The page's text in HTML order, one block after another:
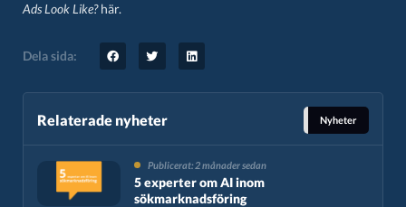
Ads Look Like? här.
Dela sida:
Relaterade nyheter Nyheter
Publicerat: 2 månader sedan
5 experter om AI inom
sökmarknadsföring